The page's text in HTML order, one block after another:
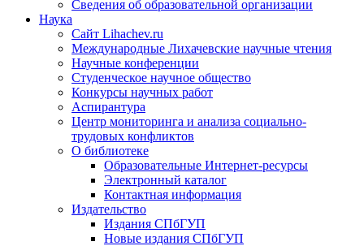
Сведения об образовательной организации
Наука
Сайт Lihachev.ru
Международные Лихачевские научные чтения
Научные конференции
Студенческое научное общество
Конкурсы научных работ
Аспирантура
Центр мониторинга и анализа социально-
трудовых конфликтов
О библиотеке
Образовательные Интернет-ресурсы
Электронный каталог
Контактная информация
Издательство
Издания СПбГУП
Новые издания СПбГУП